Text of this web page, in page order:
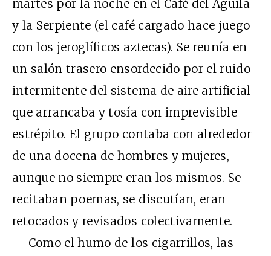
martes por la noche en el Café del Águila
y la Serpiente (el café cargado hace juego
con los jeroglíficos aztecas). Se reunía en
un salón trasero ensordecido por el ruido
intermitente del sistema de aire artificial
que arrancaba y tosía con imprevisible
estrépito. El grupo contaba con alrededor
de una docena de hombres y mujeres,
aunque no siempre eran los mismos. Se
recitaban poemas, se discutían, eran
retocados y revisados colectivamente.
Como el humo de los cigarrillos, las